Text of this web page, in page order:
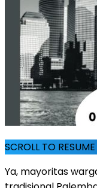
SCROLL TO
Ya, mayoritas